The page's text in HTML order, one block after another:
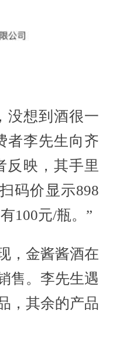
想到酒很一
者李先生向齐
反映，其手里
码价显示898
100元/瓶。”
金酱酱酒在
售。李先生遇
，其余的产品